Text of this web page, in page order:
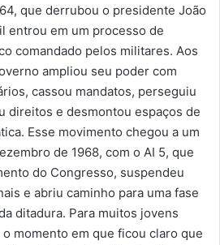
que derrubou o presidente João
entrou em um processo de
comandado pelos militares. Aos
ampliou seu poder com
cassou mandatos, perseguiu
direitos e desmontou espaços de
Esse movimento chegou a um
de 1968, com o AI 5, que
do Congresso, suspendeu
e abriu caminho para uma fase
ditadura. Para muitos jovens
momento em que ficou claro que